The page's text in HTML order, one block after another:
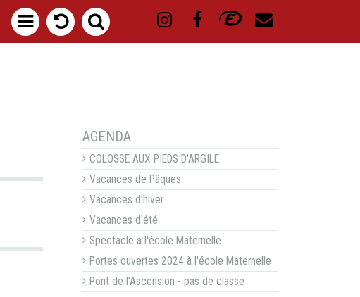

NAVIGATION
AGENDA
COLOSSE AUX PIEDS D'ARGILE
Vacances de Pâques
Vacances d'hiver
Vacances d'été
Spectacle à l'école Maternelle
Portes ouvertes 2024 à l'école Maternelle
Pont de l'Ascension - pas de classe